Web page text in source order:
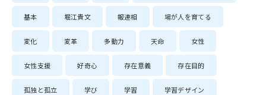
基本 堀江貴文 報連相 場が人を育てる
変化 変革 多動力 天命 女性
女性支援 好奇心 存在意義 存在目的
孤独と孤立 学び 学習 学習デザイン